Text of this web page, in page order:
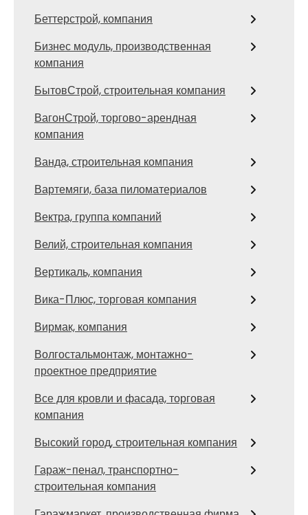
Беттерстрой, компания
Бизнес модуль, производственная
компания
БытовСтрой, строительная компания
ВагонСтрой, торгово-арендная
компания
Ванда, строительная компания
Вартемяги, база пиломатериалов
Вектра, группа компаний
Велий, строительная компания
Вертикаль, компания
Вика-Плюс, торговая компания
Вирмак, компания
Волгостальмонтаж, монтажно-
проектное предприятие
Все для кровли и фасада, торговая
компания
Высокий город, строительная компания
Гараж-пенал, транспортно-
строительная компания